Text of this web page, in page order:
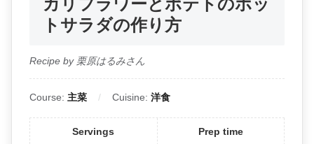
カリフラワーとポテトのホッ
トサラダの作り方
Recipe by 栗原はるみさん
Course: 主菜 Cuisine: 洋食
Servings Prep time